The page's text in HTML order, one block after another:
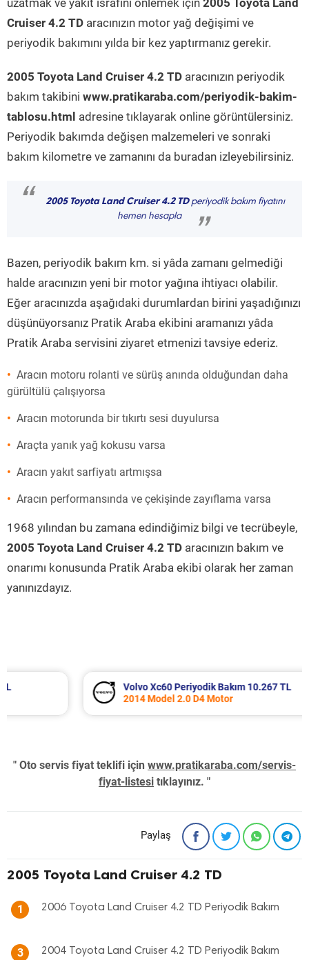
uzatmak ve yakıt israfını önlemek için 2005 Toyota Land
Cruiser 4.2 TD aracınızın motor yağ değişimi ve
periyodik bakımını yılda bir kez yaptırmanız gerekir.
2005 Toyota Land Cruiser 4.2 TD aracınızın periyodik
bakım takibini www.pratikaraba.com/periyodik-bakim-
tablosu.html adresine tıklayarak online görüntülersiniz.
Periyodik bakımda değişen malzemeleri ve sonraki
bakım kilometre ve zamanını da buradan izleyebilirsiniz.
“ 2005 Toyota Land Cruiser 4.2 TDperiyodik bakım fiyatını
hemen hesapla
”
Bazen, periyodik bakım km. si yâda zamanı gelmediği
halde aracınızın yeni bir motor yağına ihtiyacı olabilir.
Eğer aracınızda aşağıdaki durumlardan birini yaşadığınızı
düşünüyorsanız Pratik Araba ekibini aramanızı yâda
Pratik Araba servisini ziyaret etmenizi tavsiye ederiz.
Aracın motoru rolanti ve sürüş anında olduğundan daha
gürültülü çalışıyorsa
Aracın motorunda bir tıkırtı sesi duyulursa
Araçta yanık yağ kokusu varsa
Aracın yakıt sarfiyatı artmışsa
Aracın performansında ve çekişinde zayıflama varsa
1968 yılından bu zamana edindiğimiz bilgi ve tecrübeyle,
2005 Toyota Land Cruiser 4.2 TD aracınızın bakım ve
onarımı konusunda Pratik Araba ekibi olarak her zaman
yanınızdayız.
Volvo Xc60 Periyodik Bakım 10.267 TL
2014 Model 2.0 D4 Motor
" Oto servis fiyat teklifi için www.pratikaraba.com/servis-
fiyat-listesi tıklayınız. "
Paylaş
2005 Toyota Land Cruiser 4.2 TD
1 2006 Toyota Land Cruiser 4.2 TD Periyodik Bakım
3 2004 Toyota Land Cruiser 4.2 TD Periyodik Bakım